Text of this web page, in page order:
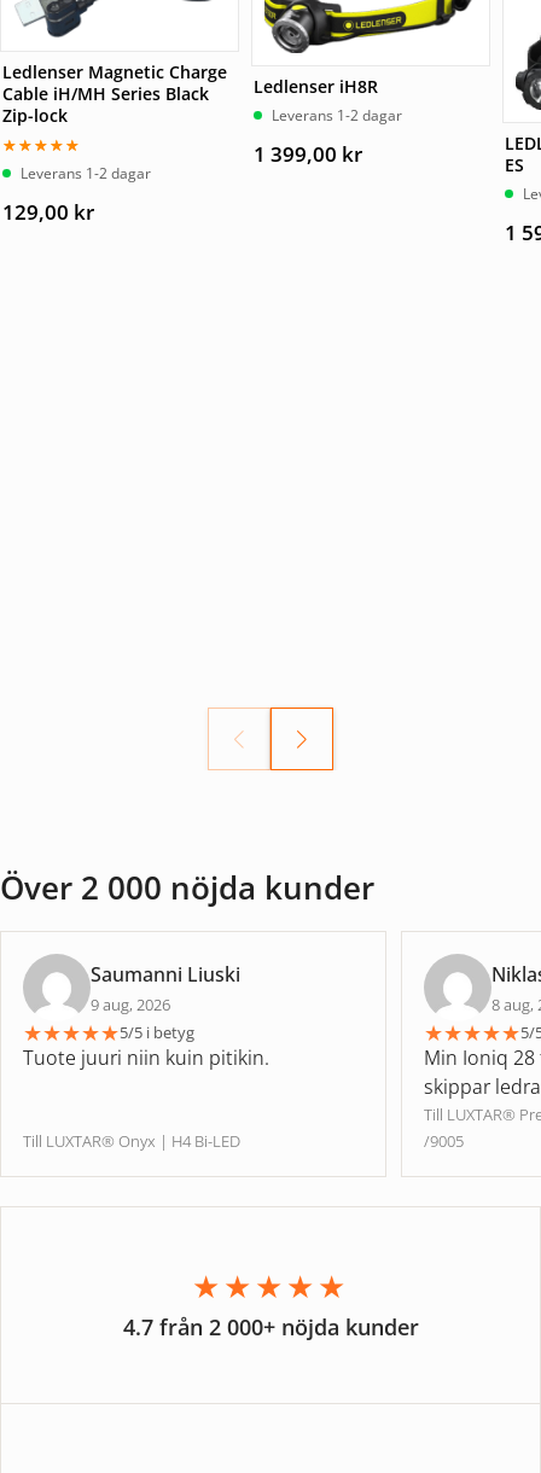
Ledlenser Magnetic Charge
Cable iH/MH Series Black
Zip-lock
Betygsatt
5.00 av 5
Leverans 1-2 dagar
129,00 kr
Ledlenser iH8R
Leverans 1-2 dagar
1 399,00 kr
ES
1
Över 2 000 nöjda kunder
Saumanni Liuski
9 aug, 2026
★★★★★5/5 i betyg
Tuote juuri niin kuin pitikin.
Till LUXTAR® Onyx | H4 Bi-LED
8 aug,
★★★★★5/
Min Ioniq
skippar
Till LUXTAR®
/9005
★★★★★
4.7 från 2 000+ nöjda kunder